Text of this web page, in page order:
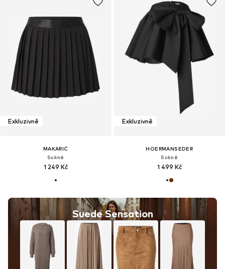
Exkluzivně
MAKARIĆ
Sukně
1 249 Kč
Suede Sensation
Exkluzivně
HOERMANSEDER
Sukně
1 499 Kč